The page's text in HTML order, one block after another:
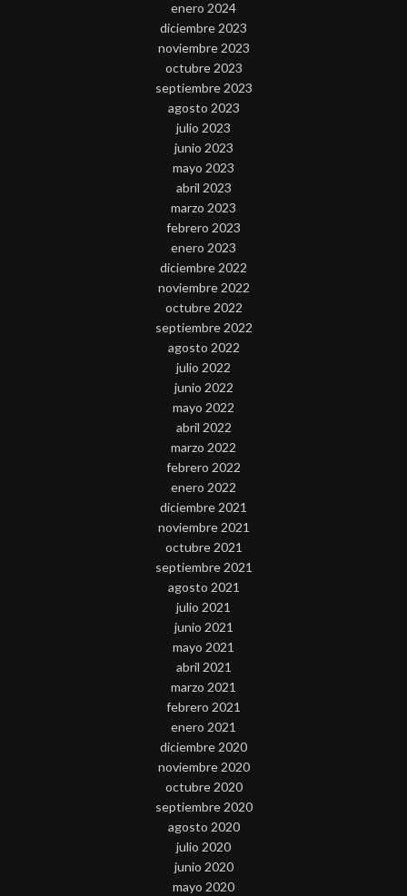
enero 2024
diciembre 2023
noviembre 2023
octubre 2023
septiembre 2023
agosto 2023
julio 2023
junio 2023
mayo 2023
abril 2023
marzo 2023
febrero 2023
enero 2023
diciembre 2022
noviembre 2022
octubre 2022
septiembre 2022
agosto 2022
julio 2022
junio 2022
mayo 2022
abril 2022
marzo 2022
febrero 2022
enero 2022
diciembre 2021
noviembre 2021
octubre 2021
septiembre 2021
agosto 2021
julio 2021
junio 2021
mayo 2021
abril 2021
marzo 2021
febrero 2021
enero 2021
diciembre 2020
noviembre 2020
octubre 2020
septiembre 2020
agosto 2020
julio 2020
junio 2020
mayo 2020